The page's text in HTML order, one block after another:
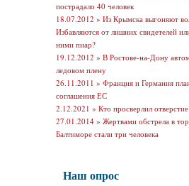
пострадало 40 человек
18.07.2012 » Из Крымска выгоняют
Избавляются от лишних свидетелей
ними пиар?
19.12.2012 » В Ростове-на-Дону
ледовом плену
26.11.2011 » Франция и Германия
соглашения ЕС
2.12.2021 » Кто просверлил
27.01.2014 » Жертвами обстрела в
Балтиморе стали три человека
Наш опрос